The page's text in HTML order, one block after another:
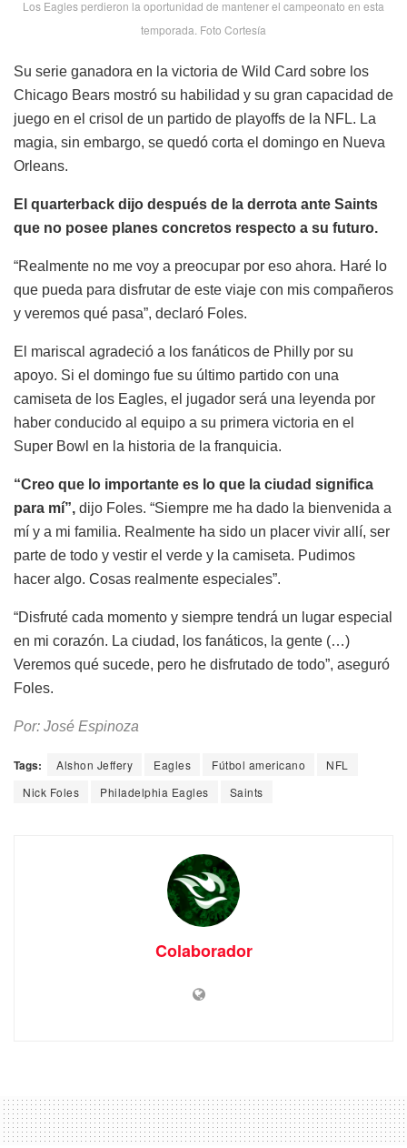
Los Eagles perdieron la oportunidad de mantener el campeonato en esta
temporada. Foto Cortesía
Su serie ganadora en la victoria de Wild Card sobre los
Chicago Bears mostró su habilidad y su gran capacidad de
juego en el crisol de un partido de playoffs de la NFL. La
magia, sin embargo, se quedó corta el domingo en Nueva
Orleans.
El quarterback dijo después de la derrota ante Saints
que no posee planes concretos respecto a su futuro.
“Realmente no me voy a preocupar por eso ahora. Haré lo
que pueda para disfrutar de este viaje con mis compañeros
y veremos qué pasa”, declaró Foles.
El mariscal agradeció a los fanáticos de Philly por su
apoyo. Si el domingo fue su último partido con una
camiseta de los Eagles, el jugador será una leyenda por
haber conducido al equipo a su primera victoria en el
Super Bowl en la historia de la franquicia.
“Creo que lo importante es lo que la ciudad significa
para mí”, dijo Foles. “Siempre me ha dado la bienvenida a
mí y a mi familia. Realmente ha sido un placer vivir allí, ser
parte de todo y vestir el verde y la camiseta. Pudimos
hacer algo. Cosas realmente especiales”.
“Disfruté cada momento y siempre tendrá un lugar especial
en mi corazón. La ciudad, los fanáticos, la gente (…)
Veremos qué sucede, pero he disfrutado de todo”, aseguró
Foles.
Por: José Espinoza
Tags: Alshon Jeffery Eagles Fútbol americano
NFL
Nick Foles
Philadelphia Eagles Saints
Colaborador